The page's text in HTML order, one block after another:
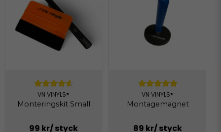
VN VINYLS®
Monteringskit Small
99 kr/ styck
VN VINYLS®
Montagemagnet
89 kr/ styck